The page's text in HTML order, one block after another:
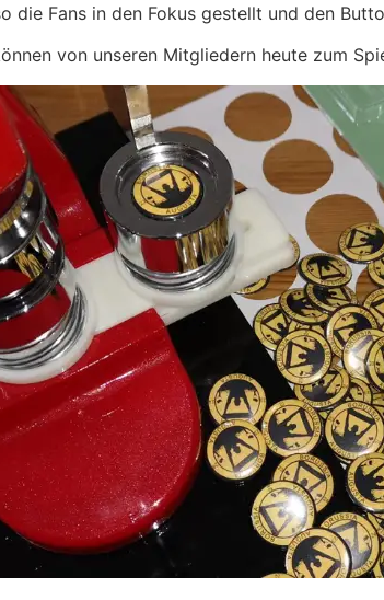
die Fans in den Fokus gestellt und den
von unseren Mitgliedern heute zum